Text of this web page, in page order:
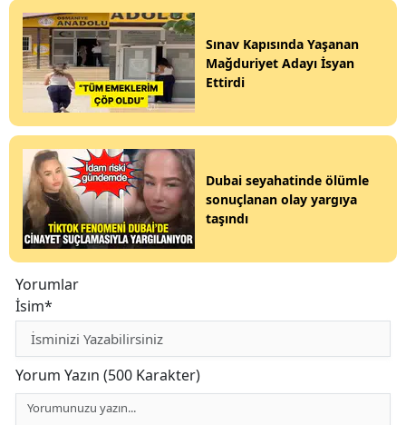
Sınav Kapısında Yaşanan
Mağduriyet Adayı İsyan
Ettirdi
Dubai seyahatinde ölümle
sonuçlanan olay yargıya
taşındı
Yorumlar
İsim*
Yorum Yazın (500 Karakter)